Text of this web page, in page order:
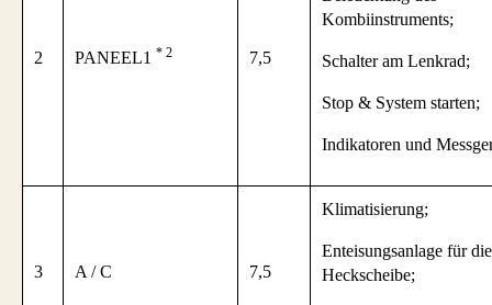
2 PANEEL1 * 2 7,5
Kombiinstruments;
Schalter am Lenkrad;
Stop & System starten;
Indikatoren und
3 A / C 7,5
Klimatisierung;
Enteisungsanlage für die
Heckscheibe;